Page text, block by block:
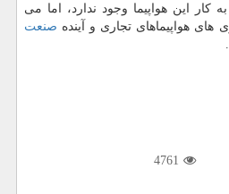
این هواپیما وجود ندارد، اما می
های هواپیماهای تجاری و آینده صنعت
4761